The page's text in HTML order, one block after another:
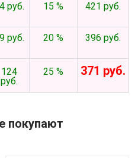
руб. 15 % 421 руб.
руб. 20 % 396 руб.
124
руб.
25 % 371 руб.
покупают